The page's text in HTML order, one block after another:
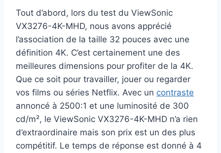
Tout d’abord, lors du test du ViewSonic
VX3276-4K-MHD, nous avons apprécié
l’association de la taille 32 pouces avec une
définition 4K. C’est certainement une des
meilleures dimensions pour profiter de la 4K.
Que ce soit pour travailler, jouer ou regarder
vos films ou séries Netflix. Avec un contraste
annoncé à 2500:1 et une luminosité de 300
cd/m², le ViewSonic VX3276-4K-MHD n’a rien
d’extraordinaire mais son prix est un des plus
compétitif. Le temps de réponse est donné à 4